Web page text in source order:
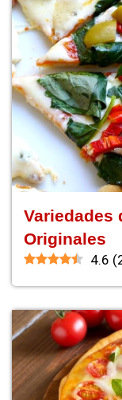
Variedades
Originales
4.6 (